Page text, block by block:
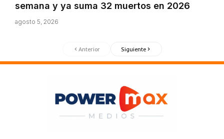
semana y ya suma 32 muertos en 2026
agosto 5, 2026
Anterior Siguiente